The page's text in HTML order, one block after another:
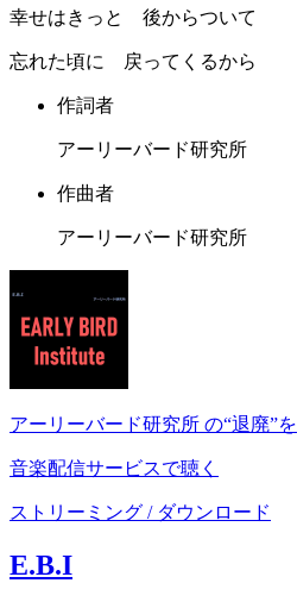
幸せはきっと 後からついて
忘れた頃に 戻ってくるから
作詞者
アーリーバード研究所
作曲者
アーリーバード研究所
アーリーバード研究所 の“退廃”を
音楽配信サービスで聴く
ストリーミング / ダウンロード
E.B.I